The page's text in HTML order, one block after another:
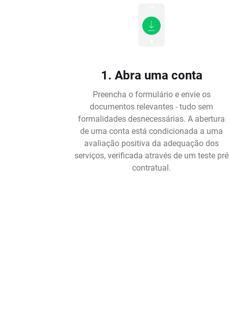
1. Abra uma conta
Preencha o formulário e envie os
documentos relevantes - tudo sem
formalidades desnecessárias. A abertura
de uma conta está condicionada a uma
avaliação positiva da adequação dos
serviços, verificada através de um teste pré
contratual.